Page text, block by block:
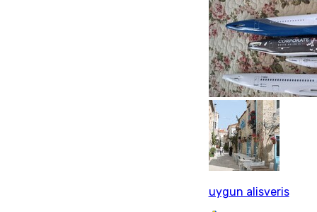
uygun alisveris